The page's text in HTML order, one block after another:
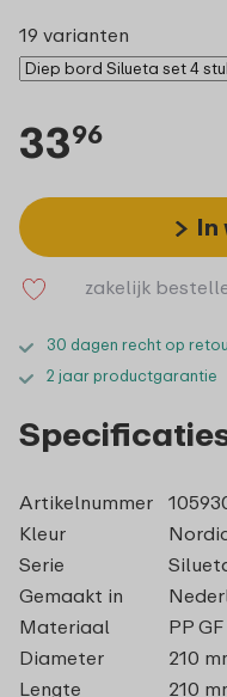
19 varianten
3396
In
zakelijk
30 dagen recht op
2 jaar productgarantie
Artikelnummer
Kleur
Serie
Gemaakt in
Materiaal
PP GF
Diameter
210
Lengte
210